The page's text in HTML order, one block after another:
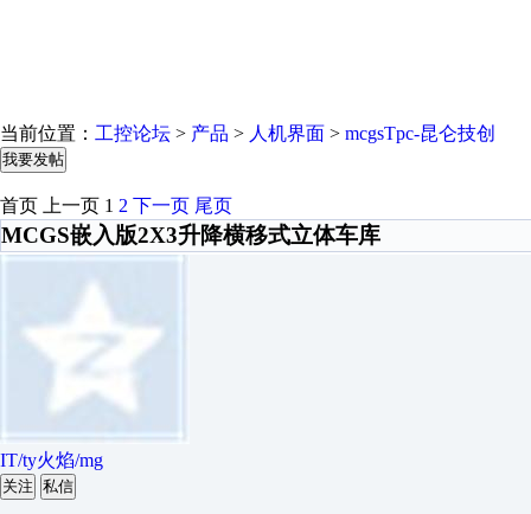
当前位置： 工控论坛 > 产品 > 人机界面 > mcgsTpc-昆仑技创
我要发帖
首页 上一页 1 2 下一页 尾页
MCGS嵌入版2X3升降横移式立体车库
IT/ty火焰/mg
关注 私信